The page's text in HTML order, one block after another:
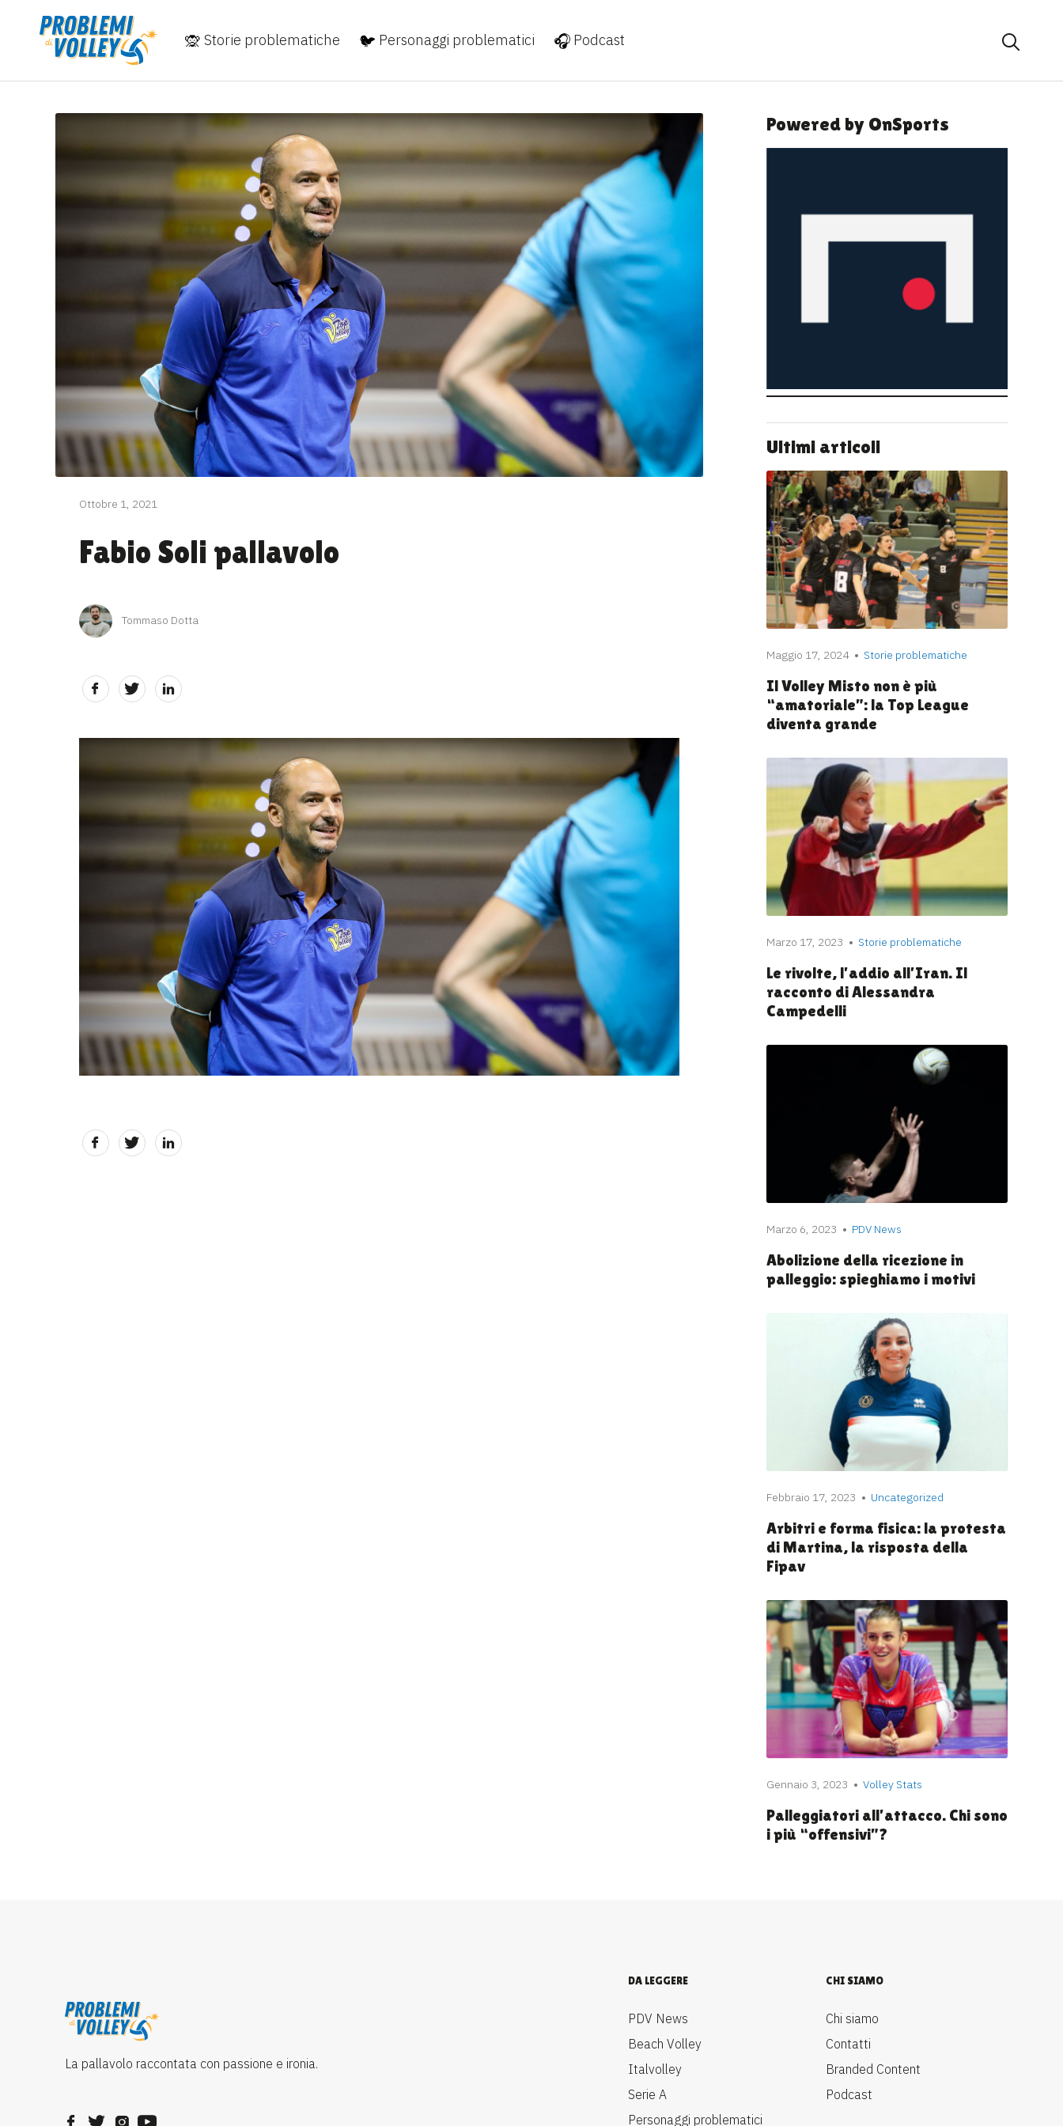
Storie problematiche Personaggi problematici Podcast
Ottobre 1, 2021
Fabio Soli pallavolo
Tommaso Dotta
Powered by OnSports
Ultimi articoli
Maggio 17, 2024 Storie problematiche
Il Volley Misto non è più
“amatoriale”: la Top League
diventa grande
Marzo 17, 2023 Storie problematiche
Le rivolte, l’addio all’Iran. Il
racconto di Alessandra
Campedelli
Marzo 6, 2023 PDV News
Abolizione della ricezione in
palleggio: spieghiamo i motivi
Febbraio 17, 2023 Uncategorized
Arbitri e forma fisica: la protesta
di Martina, la risposta della
Fipav
Gennaio 3, 2023 Volley Stats
Palleggiatori all’attacco. Chi sono
i più “offensivi”?
La pallavolo raccontata con passione e ironia.
DA LEGGERE
PDV News
Beach Volley
Italvolley
Serie A
Personaggi problematici
CHI SIAMO
Chi siamo
Contatti
Branded Content
Podcast